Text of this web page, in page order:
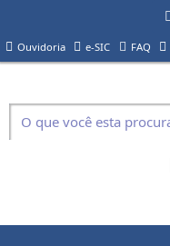
Ouvidoria e-SIC FAQ